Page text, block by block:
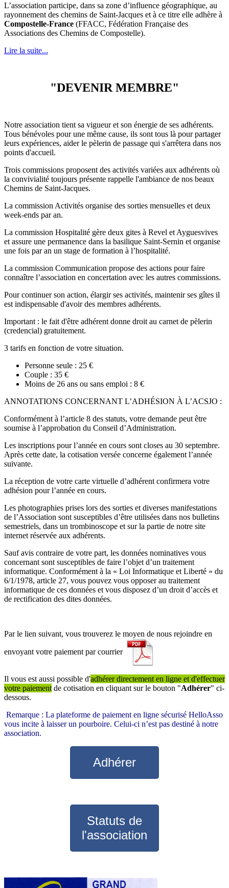
L’association participe, dans sa zone d’influence géographique, au
rayonnement des chemins de Saint-Jacques et à ce titre elle adhère à
Compostelle-France (FFACC, Fédération Française des
Associations des Chemins de Compostelle).
Lire la suite...
"DEVENIR MEMBRE"
Notre association tient sa vigueur et son énergie de ses adhérents.
Tous bénévoles pour une même cause, ils sont tous là pour partager
leurs expériences, aider le pèlerin de passage qui s'arrêtera dans nos
points d'accueil.
Trois commissions proposent des activités variées aux adhérents où
la convivialité toujours présente rappelle l'ambiance de nos beaux
Chemins de Saint-Jacques.
La commission Activités organise des sorties mensuelles et deux
week-ends par an.
La commission Hospitalité gère deux gites à Revel et Ayguesvives
et assure une permanence dans la basilique Saint-Sernin et organise
une fois par an un stage de formation à l’hospitalité.
La commission Communication propose des actions pour faire
connaître l’association en concertation avec les autres commissions.
Pour continuer son action, élargir ses activités, maintenir ses gîtes il
est indispensable d'avoir des membres adhérents.
Important : le fait d'être adhérent donne droit au carnet de pèlerin
(credencial) gratuitement.
3 tarifs en fonction de votre situation.
Personne seule : 25 €
Couple : 35 €
Moins de 26 ans ou sans emploi : 8 €
ANNOTATIONS CONCERNANT L’ADHÉSION À L’ACSJO :
Conformément à l’article 8 des statuts, votre demande peut être
soumise à l’approbation du Conseil d’Administration.
Les inscriptions pour l’année en cours sont closes au 30 septembre.
Après cette date, la cotisation versée concerne également l’année
suivante.
La réception de votre carte virtuelle d’adhérent confirmera votre
adhésion pour l’année en cours.
Les photographies prises lors des sorties et diverses manifestations
de l’Association sont susceptibles d’être utilisées dans nos bulletins
semestriels, dans un trombinoscope et sur la partie de notre site
internet réservée aux adhérents.
Sauf avis contraire de votre part, les données nominatives vous
concernant sont susceptibles de faire l’objet d’un traitement
informatique. Conformément à la « Loi Informatique et Liberté » du
6/1/1978, article 27, vous pouvez vous opposer au traitement
informatique de ces données et vous disposez d’un droit d’accès et
de rectification des dites données.
Par le lien suivant, vous trouverez le moyen de nous rejoindre en
envoyant votre paiement par courrier
Il vous est aussi possible d'adhérer directement en ligne et d'effectuer
votre paiement de cotisation en cliquant sur le bouton "Adhérer" ci-
dessous.
Remarque : La plateforme de paiement en ligne sécurisé HelloAsso
vous incite à laisser un pourboire. Celui-ci n’est pas destiné à notre
association.
Adhérer
Statuts de
l'association